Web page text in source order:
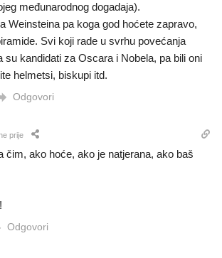
međunarodnog dogadaja).
Weinsteina pa koga god hoćete zapravo,
Svi koji rade u svrhu povećanja
su kandidati za Oscara i Nobela, pa bili oni
helmetsi, biskupi itd.
Odgovori
prije
čim, ako hoće, ako je natjerana, ako baš
Odgovori